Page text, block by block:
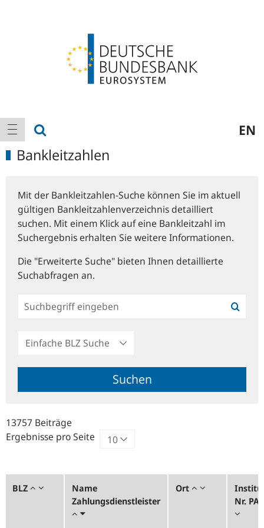
Hauptnavigation
Navigation anzeigen EN
Bankleitzahlen
Mit der Bankleitzahlen-Suche können Sie im aktuell
gültigen Bankleitzahlenverzeichnis detailliert
suchen. Mit einem Klick auf eine Bankleitzahl im
Suchergebnis erhalten Sie weitere Informationen.
Die "Erweiterte Suche" bieten Ihnen detaillierte
Suchabfragen an.
Einfache
Suche
Suchen
13757 Beiträge
Ergebnisse pro Seite
BLZ
Name
Zahlungsdienstleister
Ort
Nr.